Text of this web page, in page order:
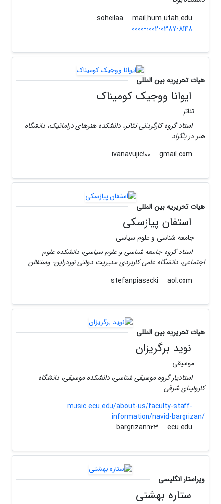
mail.hum.utah.edu
0000-0002-0387-8148
هیات تحریریه بین المللی
ایوانا ووجیک کومیناک
تئاتر
استاد گروه کارگردانی تئاتر، دانشکده هنرهای دراماتیک، دانشگاه
هنر در بلگراد
gmail.com
هیات تحریریه بین المللی
استفان پیازسکی
جامعه شناسی و علوم سیاسی
استاد گروه جامعه شناسی و علوم سیاسی، دانشکده علوم
اجتماعی، دانشگاه علمی کاربردی مدیریت دولتی نوردراین- وستفالن
aol.com
هیات تحریریه بین المللی
نوید برگریزان
موسیقی
استادیار گروه موسیقی شناسی، دانشکده موسیقی، دانشگاه
کارولینای شرقی
music.ecu.edu/about-us/faculty-staff-
information/navid-bargrizan/
ecu.edu
ویراستار انگلیسی
ستاره بهشتی